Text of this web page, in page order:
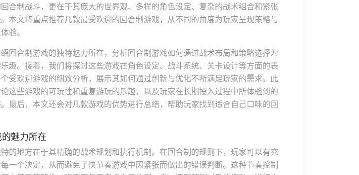
合制战斗，更在于其庞大的世界观、多样的角色设定、复杂的战术组合和紧张
本文将重点推荐几款最受欢迎的回合制游戏，从不同的角度为玩家呈现策略与
验。
回合制游戏的独特魅力所在，分析回合制游戏如何通过战术布局和策略选择为
趣。接着，我们将探讨这些游戏在角色设定、战斗系统、关卡设计等方面的表
受欢迎游戏的细致分析，展示其如何通过创新与优化不断满足玩家的需求。此
这些游戏的可玩性和重复游玩的乐趣，以及玩家在长期投入过程中所体验到的
最后，本文还会对几款游戏的优势进行总结，帮助玩家找到适合自己口味的回
魅力所在
的地方在于其精确的战术规划和执行机制。在回合制的规则下，玩家可以有充
一个决定，从而避免了快节奏游戏中因紧张而做出的错误判断。这种节奏控制